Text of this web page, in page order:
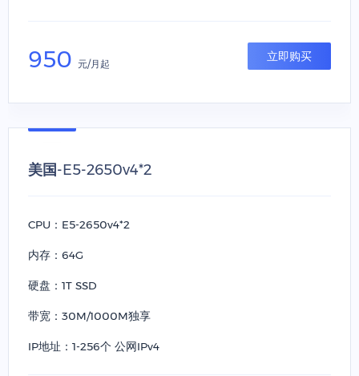
950 元/月起
立即购买
美国-E5-2650v4*2
CPU：E5-2650v4*2
内存：64G
硬盘：1T SSD
带宽：30M/1000M独享
IP地址：1-256个 公网IPv4